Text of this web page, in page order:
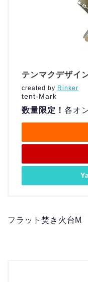
テンマクデザイ
created by Rinker
tent-Mark
数量限定！ 各オ
フラット焚き火台M